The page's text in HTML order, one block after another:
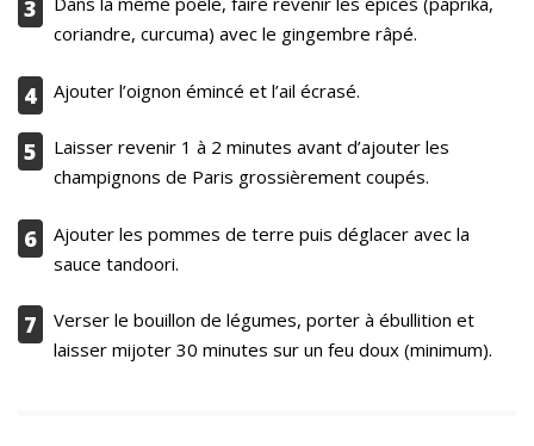
3
coriandre, curcuma) avec le gingembre râpé.
4 Ajouter l’oignon émincé et l’ail écrasé.
5
Laisser revenir 1 à 2 minutes avant d’ajouter les
champignons de Paris grossièrement coupés.
6
Ajouter les pommes de terre puis déglacer avec la
sauce tandoori.
7
Verser le bouillon de légumes, porter à ébullition et
laisser mijoter 30 minutes sur un feu doux (minimum).